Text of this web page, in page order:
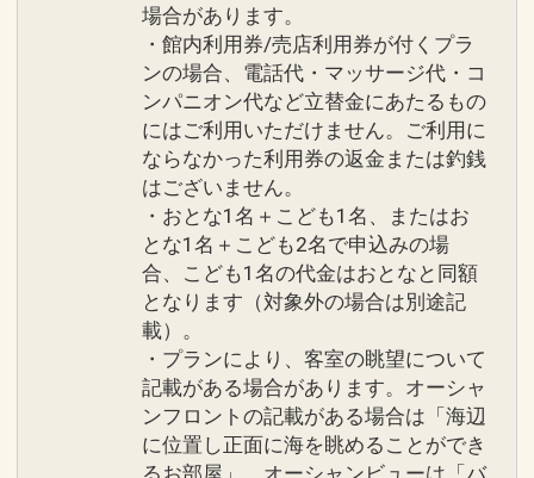
場合があります。
・館内利用券/売店利用券が付くプラ
ンの場合、電話代・マッサージ代・コ
ンパニオン代など立替金にあたるもの
にはご利用いただけません。ご利用に
ならなかった利用券の返金または釣銭
はございません。
・おとな1名＋こども1名、またはお
とな1名＋こども2名で申込みの場
合、こども1名の代金はおとなと同額
となります（対象外の場合は別途記
載）。
・プランにより、客室の眺望について
記載がある場合があります。オーシャ
ンフロントの記載がある場合は「海辺
に位置し正面に海を眺めることができ
るお部屋」、オーシャンビューは「バ